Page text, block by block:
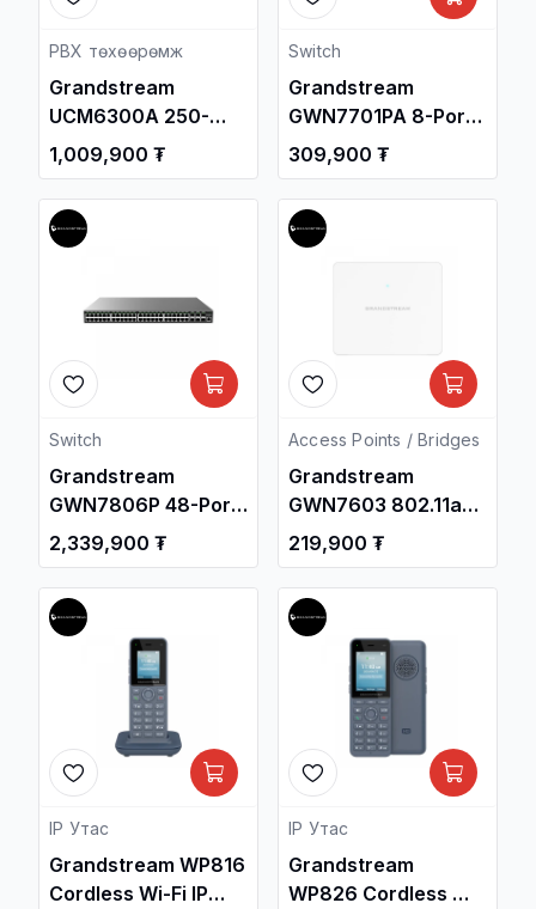
PBX төхөөрөмж
Grandstream
UCM6300A 250-
User IP PBX (Audio
Only)
1,009,900 ₮
Switch
Grandstream
GWN7701PA 8-Port
Gigabit Unmanaged
POE Network Switch
/ Свич салаалагч ,
Сүлжээний
309,900 ₮
Switch
Grandstream
GWN7806P 48-Port
Gigabit L2+
Managed PoE
Network Switch /
Свич салаалагч ,
Сүлжээний
Төхөөрөмж /
2,339,900 ₮
Access Points / Bridges
Grandstream
GWN7603 802.11ac
Wave 2 2x2:2
Access Point /
Утасгүй цацагч
төхөөрөмж ,
Сүлжээний
Төхөөрөмж /
219,900 ₮
IP Утас
Grandstream WP816
Cordless Wi-Fi IP
IP Утас
Grandstream
WP826 Cordless Wi-